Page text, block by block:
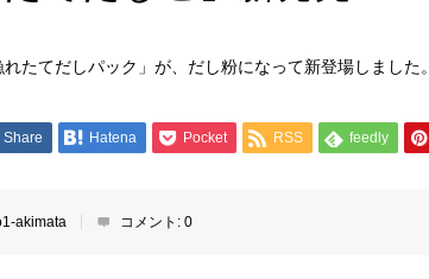
たてだしパック」が、だし粉になって新登場しました。
Share Hatena Pocket RSS feedly
akimata コメント: 0